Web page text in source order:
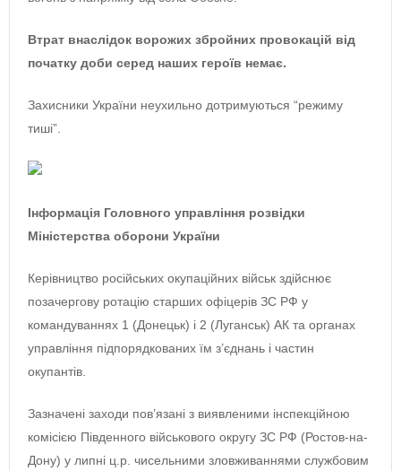
Втрат внаслідок ворожих збройних провокацій від
початку доби серед наших героїв немає.
Захисники України неухильно дотримуються “режиму
тиші”.
Інформація Головного управління розвідки
Міністерства оборони України
Керівництво російських окупаційних військ здійснює
позачергову ротацію старших офіцерів ЗС РФ у
командуваннях 1 (Донецьк) і 2 (Луганськ) АК та органах
управління підпорядкованих їм з’єднань і частин
окупантів.
Зазначені заходи пов’язані з виявленими інспекційною
комісією Південного військового округу ЗС РФ (Ростов-на-
Дону) у липні ц.р. чисельними зловживаннями службовим